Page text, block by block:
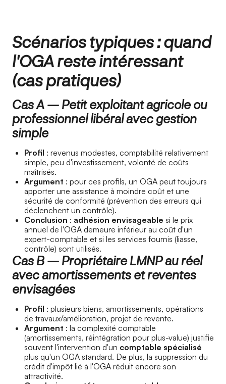
Scénarios typiques : quand
l'OGA reste intéressant
(cas pratiques)
Cas A — Petit exploitant agricole ou
professionnel libéral avec gestion
simple
Profil : revenus modestes, comptabilité relativement
simple, peu d'investissement, volonté de coûts
maîtrisés.
Argument : pour ces profils, un OGA peut toujours
apporter une assistance à moindre coût et une
sécurité de conformité (prévention des erreurs qui
déclenchent un contrôle).
Conclusion : adhésion envisageable si le prix
annuel de l'OGA demeure inférieur au coût d'un
expert-comptable et si les services fournis (liasse,
contrôle) sont utilisés.
Cas B — Propriétaire LMNP au réel
avec amortissements et reventes
envisagées
Profil : plusieurs biens, amortissements, opérations
de travaux/amélioration, projet de revente.
Argument : la complexité comptable
(amortissements, réintégration pour plus-value) justifie
souvent l'intervention d'un comptable spécialisé
plus qu'un OGA standard. De plus, la suppression du
crédit d'impôt lié à l'OGA réduit encore son
attractivité.